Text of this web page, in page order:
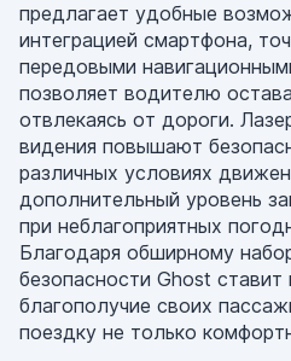
предлагает удобные
интеграцией смартфона,
передовыми
позволяет водителю
отвлекаясь от дороги.
видения повышают
различных условиях
дополнительный уровень
при неблагоприятных
Благодаря обширному
безопасности Ghost ставит
благополучие своих
поездку не только